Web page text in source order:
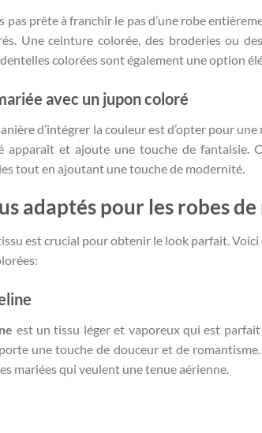
pas prête à franchir le pas d’une robe
Une ceinture colorée, des broderies ou
dentelles colorées sont également une option
avec un jupon coloré
d’intégrer la couleur est d’opter pour
apparaît et ajoute une touche de fantaisie.
tout en ajoutant une touche de modernité.
adaptés pour les robes
est crucial pour obtenir le look parfait.
est un tissu léger et vaporeux qui est
une touche de douceur et de
mariées qui veulent une tenue aérienne.